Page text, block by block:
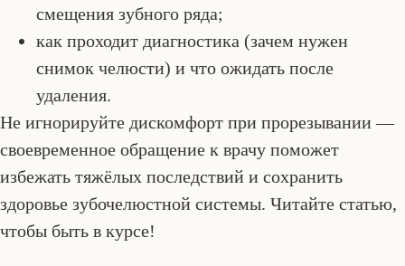
смещения зубного ряда;
как проходит диагностика (зачем нужен
снимок челюсти) и что ожидать после
удаления.
Не игнорируйте дискомфорт при прорезывании —
своевременное обращение к врачу поможет
избежать тяжёлых последствий и сохранить
здоровье зубочелюстной системы. Читайте статью,
чтобы быть в курсе!